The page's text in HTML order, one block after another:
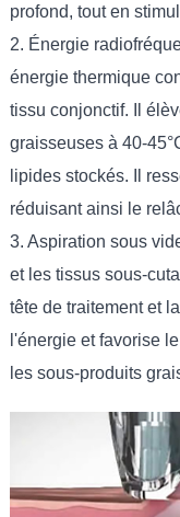
profond, tout en
2. Énergie
énergie thermique
tissu conjonctif. Il
graisseuses à 40-
lipides stockés. Il
réduisant ainsi le
3. Aspiration sous
et les tissus sous-
tête de traitement et
l'énergie et favorise
les sous-produits